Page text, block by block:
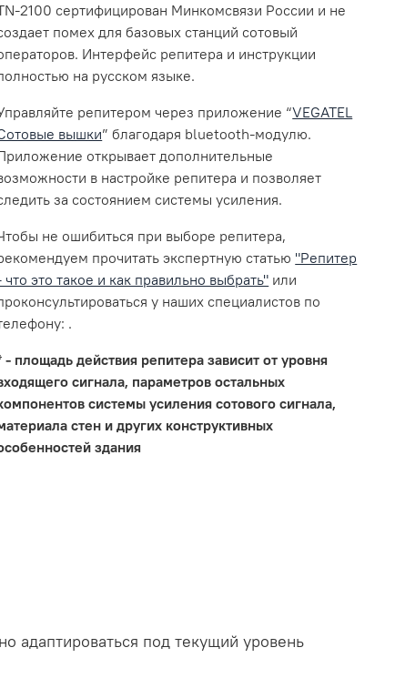
2100 сертифицирован Минкомсвязи России и не
помех для базовых станций сотовый
Интерфейс репитера и инструкции
на русском языке.
репитером через приложение “VEGATEL
вышки” благодаря bluetooth-модулю.
открывает дополнительные
в настройке репитера и позволяет
за состоянием системы усиления.
не ошибиться при выборе репитера,
прочитать экспертную статью "Репитер
что это такое и как правильно выбрать" или
у наших специалистов по
.
- площадь действия репитера зависит от уровня
сигнала, параметров остальных
системы усиления сотового сигнала,
стен и других конструктивных
здания
адаптироваться под текущий уровень